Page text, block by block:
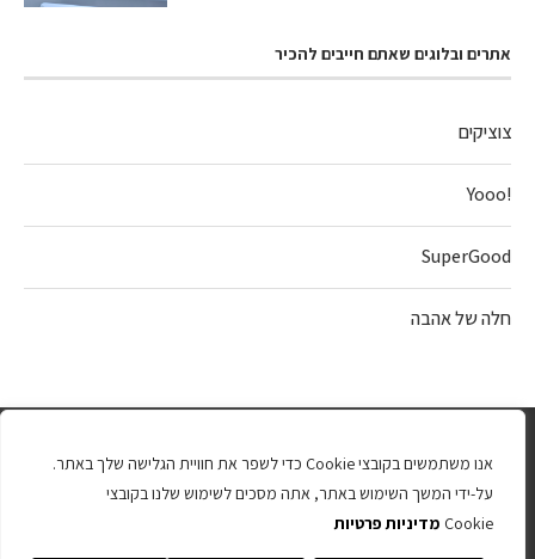
אנו משתמשים בקובצי Cookie כדי לשפר את חוויית הגלישה שלך באתר.
על-ידי המשך השימוש באתר, אתה מסכים לשימוש שלנו בקובצי
Cookie מדיניות פרטיות
אתרים ובלוגים שאתם חייבים להכיר
צוציקים
!Yooo
SuperGood
חלה של אהבה